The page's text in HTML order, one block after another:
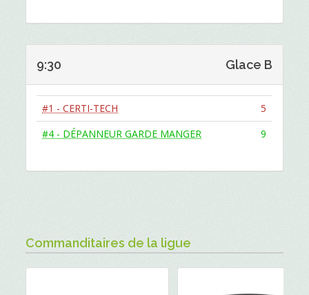
9:30 Glace B
#1 - CERTI-TECH
5
#4 - DÉPANNEUR GARDE MANGER
9
Commanditaires de la ligue